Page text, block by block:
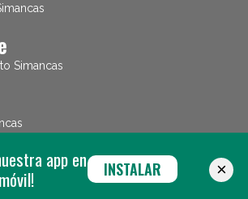
Simancas
SIMANCAS Política de cookies- Aviso Legal
| Diseño web:Máxima Comunicación
app en
INSTALAR ×